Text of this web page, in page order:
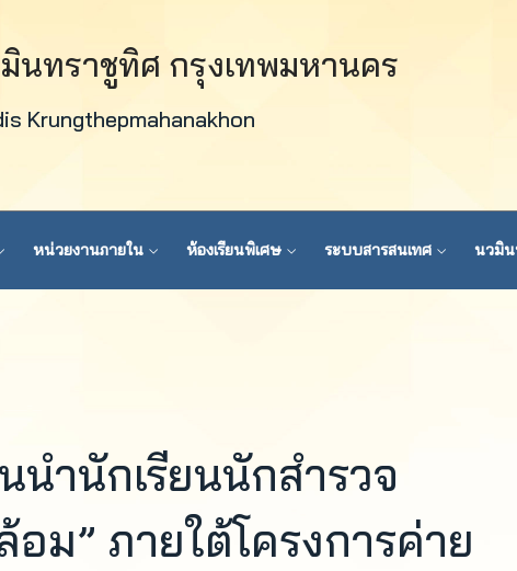
มินทราชูทิศ กรุงเทพมหานคร
Krungthepmahanakhon
หน่วยงานภายใน ห้องเรียนพิเศษ ระบบสารสนเทศ นวมิน
ำนักเรียนนักสำรวจ
ม” ภายใต้โครงการค่าย